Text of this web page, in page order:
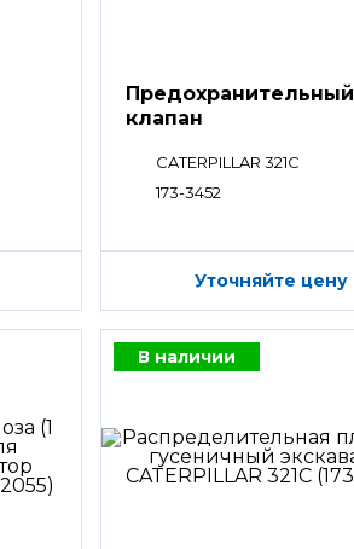
Предохранительный
клапан
CATERPILLAR 321C
173-3452
Уточняйте цену
В наличии